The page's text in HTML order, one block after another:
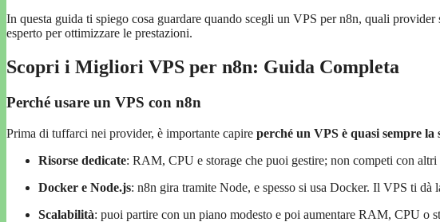
In questa guida ti spiego cosa guardare quando scegli un VPS per n8n, quali
esperto per ottimizzare le prestazioni.
Scopri i Migliori VPS per n8n: Guida Completa
Perché usare un VPS con n8n
Prima di tuffarci nei provider, è importante capire perché un VPS è quasi sempre la
Risorse dedicate: RAM, CPU e storage che puoi gestire; non competi con
Docker e Node.js: n8n gira tramite Node, e spesso si usa Docker. Il VPS ti dà
Scalabilità: puoi partire con un piano modesto e poi aumentare RAM, CPU o